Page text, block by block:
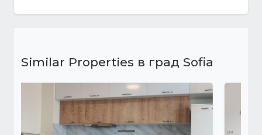
Similar Properties в град Sofia